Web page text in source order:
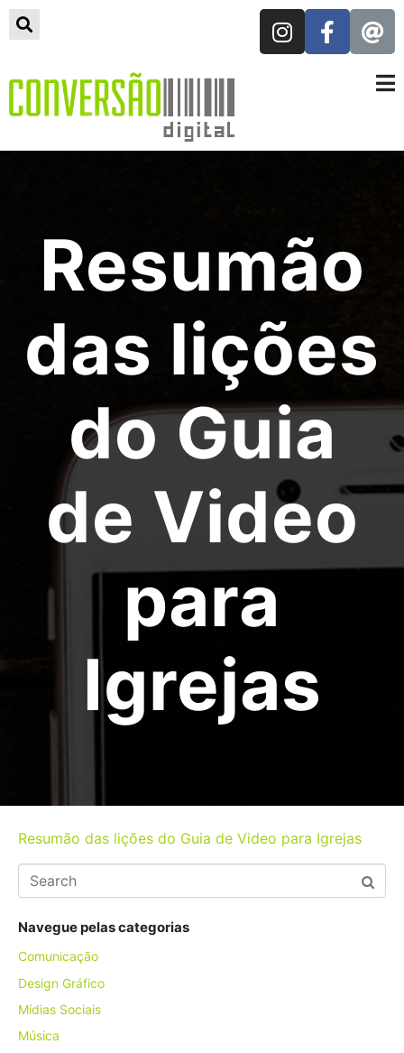
Resumão
das lições
do Guia
de Video
para
Igrejas
Resumão das lições do Guia de Video para Igrejas
Navegue pelas categorias
Comunicação
Design Gráfico
Mídias Sociais
Música